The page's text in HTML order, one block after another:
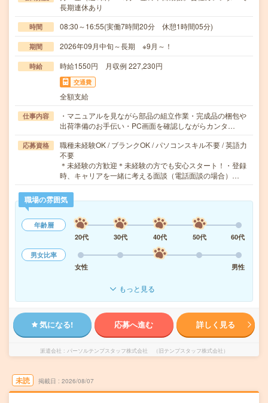
長期連休あり
時間 08:30～16:55(実働7時間20分 休憩1時間05分)
期間 2026年09月中旬～長期 ※9月～！
時給 時給1550円 月収例 227,230円
交通費
全額支給
仕事内容
・マニュアルを見ながら部品の組立作業・完成品の梱包や
出荷準備のお手伝い・PC画面を確認しながらカンタ…
応募資格
職種未経験OK / ブランクOK / パソコンスキル不要 / 英語力
不要
＊未経験の方歓迎＊未経験の方でも安心スタート！・登録
時、キャリアを一緒に考える面談（電話面談の場合）…
職場の雰囲気
年齢層
20代
30代 40代 50代
60代
男女比率
女性
男性
もっと見る
気になる! 応募へ進む 詳しく見る
派遣会社 パーソルテンプスタッフ株式会社 （旧テンプスタッフ株式会社）
未読 掲載日 2026/08/07